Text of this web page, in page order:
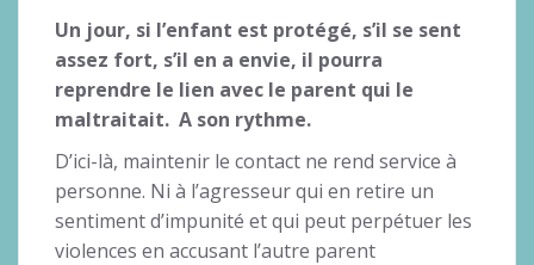
Un jour, si l’enfant est protégé, s’il se sent
assez fort, s’il en a envie, il pourra
reprendre le lien avec le parent qui le
maltraitait. A son rythme.
D’ici-là, maintenir le contact ne rend service à
personne. Ni à l’agresseur qui en retire un
sentiment d’impunité et qui peut perpétuer les
violences en accusant l’autre parent